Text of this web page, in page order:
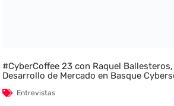
#CyberCoffee 23 con Raquel
Desarrollo de Mercado en Basque
Entrevistas